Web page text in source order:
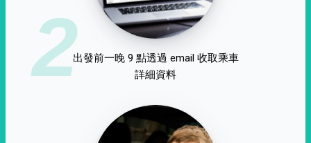
2出發前一晚 9 點透過 email 收取乘車
詳細資料